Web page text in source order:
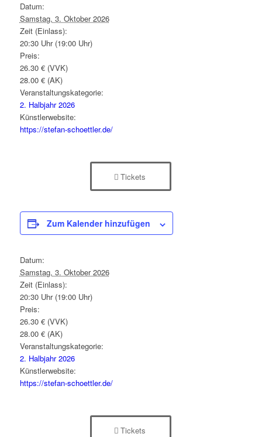
Datum:
Samstag, 3. Oktober 2026
Zeit (Einlass):
20:30 Uhr (19:00 Uhr)
Preis:
26.30 € (VVK)
28.00 € (AK)
Veranstaltungskategorie:
2. Halbjahr 2026
Künstlerwebsite:
https://stefan-schoettler.de/
Tickets
Zum Kalender hinzufügen
Datum:
Samstag, 3. Oktober 2026
Zeit (Einlass):
20:30 Uhr (19:00 Uhr)
Preis:
26.30 € (VVK)
28.00 € (AK)
Veranstaltungskategorie:
2. Halbjahr 2026
Künstlerwebsite:
https://stefan-schoettler.de/
Tickets